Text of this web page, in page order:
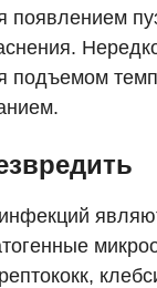
отделение
диагностика
появлением
подъемом